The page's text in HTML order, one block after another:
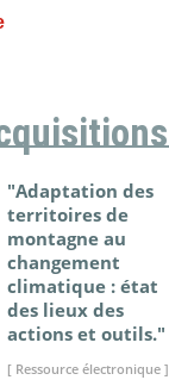
"Adaptation des
territoires de
montagne au
changement
climatique : état
des lieux des
actions et outils."
[ Ressource électronique ]